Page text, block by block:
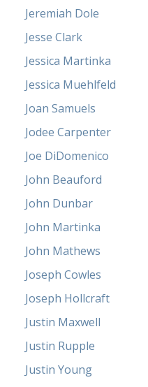
Jeremiah Dole
Jesse Clark
Jessica Martinka
Jessica Muehlfeld
Joan Samuels
Jodee Carpenter
Joe DiDomenico
John Beauford
John Dunbar
John Martinka
John Mathews
Joseph Cowles
Joseph Hollcraft
Justin Maxwell
Justin Rupple
Justin Young